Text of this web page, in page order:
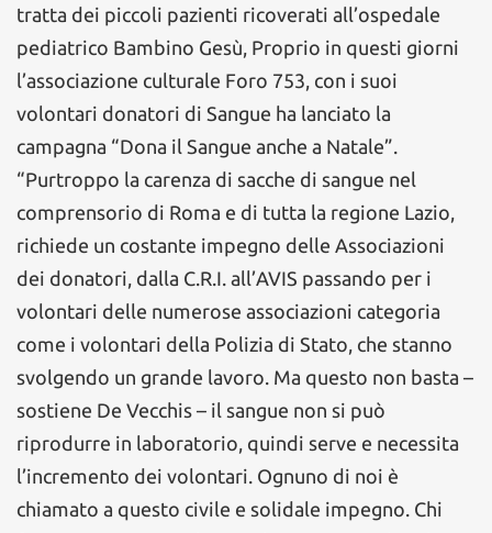
tratta dei piccoli pazienti ricoverati all’ospedale
pediatrico Bambino Gesù, Proprio in questi giorni
l’associazione culturale Foro 753, con i suoi
volontari donatori di Sangue ha lanciato la
campagna “Dona il Sangue anche a Natale”.
“Purtroppo la carenza di sacche di sangue nel
comprensorio di Roma e di tutta la regione Lazio,
richiede un costante impegno delle Associazioni
dei donatori, dalla C.R.I. all’AVIS passando per i
volontari delle numerose associazioni categoria
come i volontari della Polizia di Stato, che stanno
svolgendo un grande lavoro. Ma questo non basta –
sostiene De Vecchis – il sangue non si può
riprodurre in laboratorio, quindi serve e necessita
l’incremento dei volontari. Ognuno di noi è
chiamato a questo civile e solidale impegno. Chi